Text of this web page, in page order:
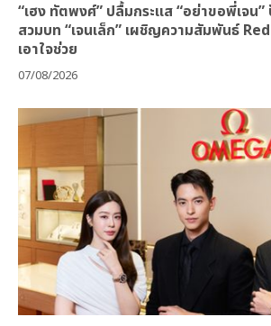
“เฮง ทัตพงศ์” ปลื้มกระแส “อย่าขอพี่เจน
สวมบท “เจนเล็ก” เผชิญความสัมพันธ์
เอาใจช่วย
07/08/2026